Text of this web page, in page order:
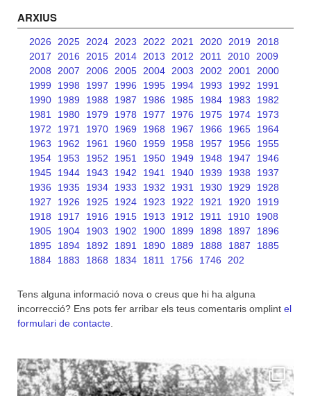
ARXIUS
2026 2025 2024 2023 2022 2021 2020 2019
2018
2017
2016 2015 2014 2013 2012 2011 2010 2009
2008
2007 2006 2005 2004 2003 2002 2001
2000
1999
1998 1997 1996 1995 1994 1993 1992
1991
1990
1989 1988 1987 1986 1985 1984 1983
1982
1981
1980 1979 1978 1977 1976 1975 1974
1973
1972
1971 1970 1969 1968 1967 1966 1965
1964
1963
1962 1961 1960 1959 1958 1957 1956
1955
1954
1953 1952 1951 1950 1949 1948 1947
1946
1945
1944 1943 1942 1941 1940 1939 1938
1937
1936
1935 1934 1933 1932 1931 1930 1929
1928
1927
1926 1925 1924 1923 1922 1921 1920
1919
1918
1917 1916 1915 1913 1912 1911 1910
1908
1905
1904 1903 1902 1900 1899 1898 1897
1896
1895
1894 1892 1891 1890 1889 1888 1887
1885
1884
1883 1868 1834 1811 1756 1746 202
Tens alguna informació nova o creus que hi ha alguna
incorrecció? Ens pots fer arribar els teus comentaris omplint el
formulari de contacte.